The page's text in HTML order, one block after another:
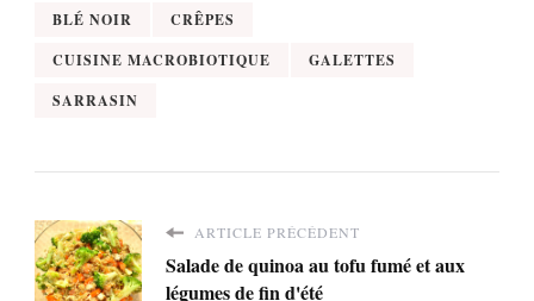
BLÉ NOIR
CRÊPES
CUISINE MACROBIOTIQUE
GALETTES
SARRASIN
ARTICLE PRÉCÉDENT
Salade de quinoa au tofu fumé et aux
légumes de fin d'été